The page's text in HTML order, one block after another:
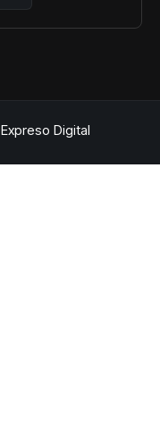
Expreso Digital